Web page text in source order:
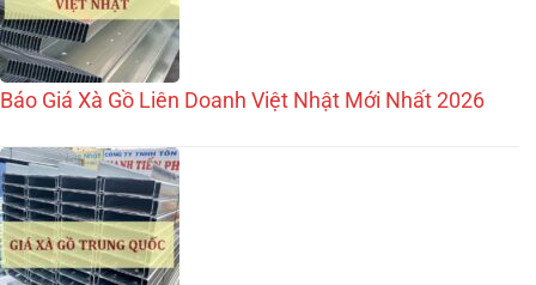
Báo Giá Xà Gồ Liên Doanh Việt Nhật Mới Nhất 2026